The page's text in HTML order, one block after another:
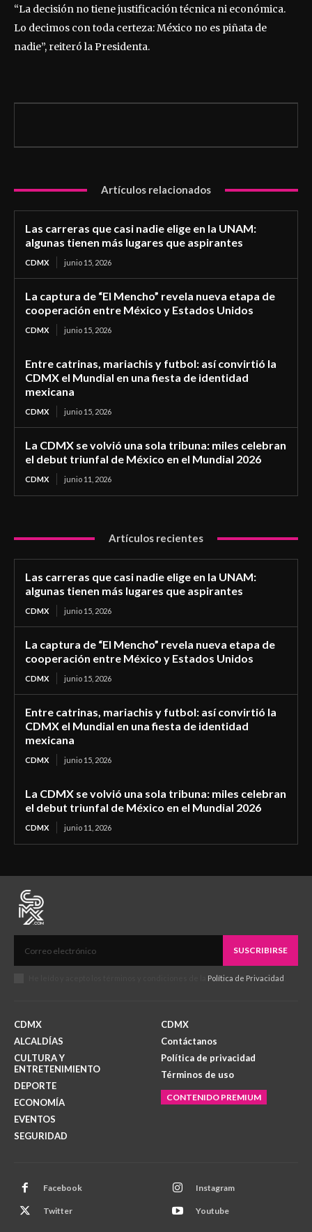
“La decisión no tiene justificación técnica ni económica.
Lo decimos con toda certeza: México no es piñata de
nadie”, reiteró la Presidenta.
Artículos relacionados
Las carreras que casi nadie elige en la UNAM:
algunas tienen más lugares que aspirantes
CDMX junio 15, 2026
La captura de “El Mencho” revela nueva etapa de
cooperación entre México y Estados Unidos
CDMX junio 15, 2026
Entre catrinas, mariachis y futbol: así convirtió la
CDMX el Mundial en una fiesta de identidad
mexicana
CDMX junio 15, 2026
La CDMX se volvió una sola tribuna: miles celebran
el debut triunfal de México en el Mundial 2026
CDMX junio 11, 2026
Artículos recientes
Las carreras que casi nadie elige en la UNAM:
algunas tienen más lugares que aspirantes
CDMX junio 15, 2026
La captura de “El Mencho” revela nueva etapa de
cooperación entre México y Estados Unidos
CDMX junio 15, 2026
Entre catrinas, mariachis y futbol: así convirtió la
CDMX el Mundial en una fiesta de identidad
mexicana
CDMX junio 15, 2026
La CDMX se volvió una sola tribuna: miles celebran
el debut triunfal de México en el Mundial 2026
CDMX junio 11, 2026
SUSCRIBIRSE
Política de Privacidad
CDMX
ALCALDÍAS
CULTURA Y
ENTRETENIMIENTO
DEPORTE
ECONOMÍA
EVENTOS
SEGURIDAD
CDMX
Contáctanos
Política de privacidad
Términos de uso
CONTENIDO PREMIUM
Facebook Instagram
Twitter Youtube